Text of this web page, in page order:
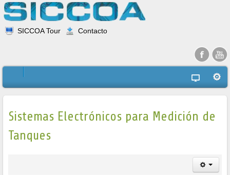
SICCOA Tour Contacto
Sistemas Electrónicos para Medición de
Tanques